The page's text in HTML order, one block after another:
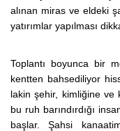
alınan miras ve eldeki
yatırımlar yapılması
Toplantı boyunca bir
kentten bahsediliyor
lakin şehir, kimliğine ve
bu ruh barındırdığı
başlar. Şahsi